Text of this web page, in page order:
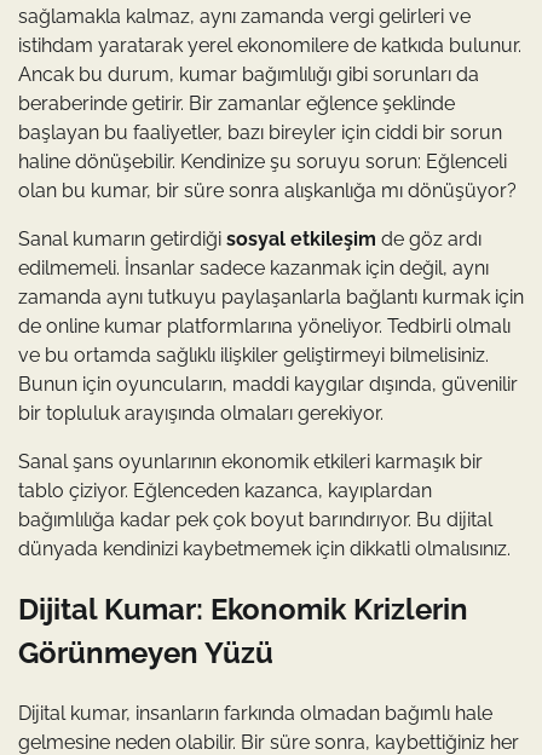
sağlamakla kalmaz, aynı zamanda vergi gelirleri ve
istihdam yaratarak yerel ekonomilere de katkıda bulunur.
Ancak bu durum, kumar bağımlılığı gibi sorunları da
beraberinde getirir. Bir zamanlar eğlence şeklinde
başlayan bu faaliyetler, bazı bireyler için ciddi bir sorun
haline dönüşebilir. Kendinize şu soruyu sorun: Eğlenceli
olan bu kumar, bir süre sonra alışkanlığa mı dönüşüyor?
Sanal kumarın getirdiği sosyal etkileşim de göz ardı
edilmemeli. İnsanlar sadece kazanmak için değil, aynı
zamanda aynı tutkuyu paylaşanlarla bağlantı kurmak için
de online kumar platformlarına yöneliyor. Tedbirli olmalı
ve bu ortamda sağlıklı ilişkiler geliştirmeyi bilmelisiniz.
Bunun için oyuncuların, maddi kaygılar dışında, güvenilir
bir topluluk arayışında olmaları gerekiyor.
Sanal şans oyunlarının ekonomik etkileri karmaşık bir
tablo çiziyor. Eğlenceden kazanca, kayıplardan
bağımlılığa kadar pek çok boyut barındırıyor. Bu dijital
dünyada kendinizi kaybetmemek için dikkatli olmalısınız.
Dijital Kumar: Ekonomik Krizlerin
Görünmeyen Yüzü
Dijital kumar, insanların farkında olmadan bağımlı hale
gelmesine neden olabilir. Bir süre sonra, kaybettiğiniz her